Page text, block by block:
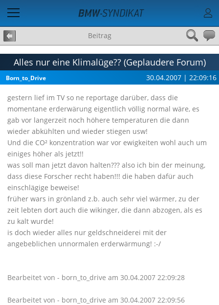
Beitrag
Alles nur eine Klimalüge?? (Geplaudere Forum)
Born_to_Drive 30.04.2007 | 22:09:16
gestern lief im TV so ne reportage darüber, dass die
momentane erderwärung eigentlich völlig normal wäre, es
gab vor langerzeit noch höhere temperaturen die dann
wieder abkühlten und wieder stiegen usw!
Und die CO² konzentration war vor ewigkeiten wohl auch um
einiges höher als jetzt!!
was soll man jetzt davon halten??? also ich bin der meinung,
dass diese Forscher recht haben!!! die haben dafür auch
einschlägige beweise!
früher wars in grönland z.b. auch sehr viel wärmer, zu der
zeit lebten dort auch die wikinger, die dann abzogen, als es
zu kalt wurde!
is doch wieder alles nur geldschneiderei mit der
angebeblichen unnormalen erderwärmung! :-/
Bearbeitet von - born_to_drive am 30.04.2007 22:09:28
Bearbeitet von - born_to_drive am 30.04.2007 22:09:56